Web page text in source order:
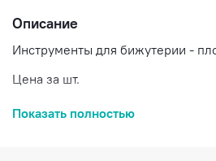
Описание
Инструменты для бижутерии -
Цена за шт.
Доставка по России.
Показать полностью